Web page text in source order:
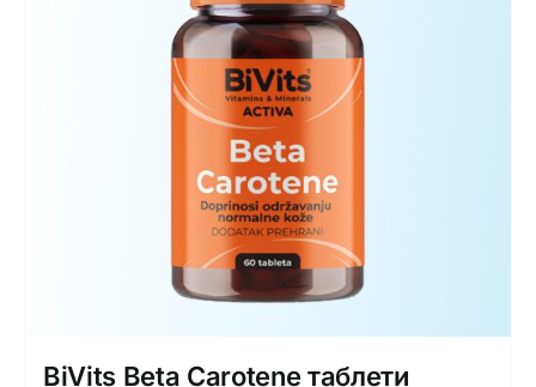
BiVits Beta Carotene таблети